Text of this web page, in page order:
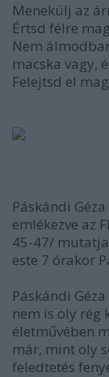
Menekülj az
Értsd félre
Nem
macska vagy,
Felejtsd el
Páskándi
emlékezve az
45-47/
este 7 órakor
Páskándi
nem is oly rég
életművében
már, mint oly
feledtetés